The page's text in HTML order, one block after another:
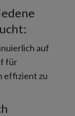
auf
für
effizient zu